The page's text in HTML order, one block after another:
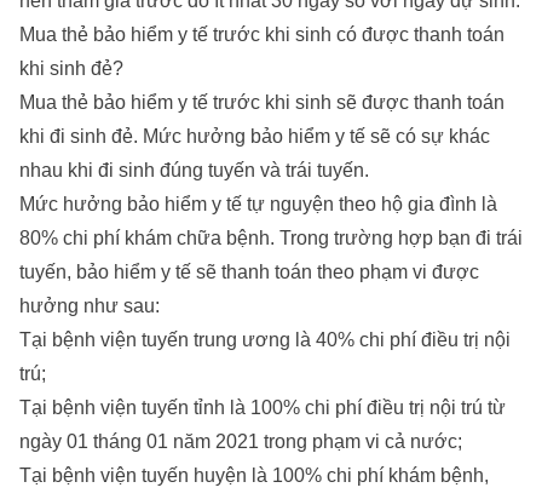
Mua thẻ bảo hiểm y tế trước khi sinh có được thanh toán
khi sinh đẻ?
Mua thẻ bảo hiểm y tế trước khi sinh sẽ được thanh toán
khi đi sinh đẻ. Mức hưởng bảo hiểm y tế sẽ có sự khác
nhau khi đi sinh đúng tuyến và trái tuyến.
Mức hưởng bảo hiểm y tế tự nguyện theo hộ gia đình là
80% chi phí khám chữa bệnh. Trong trường hợp bạn đi trái
tuyến, bảo hiểm y tế sẽ thanh toán theo phạm vi được
hưởng như sau:
Tại bệnh viện tuyến trung ương là 40% chi phí điều trị nội
trú;
Tại bệnh viện tuyến tỉnh là 100% chi phí điều trị nội trú từ
ngày 01 tháng 01 năm 2021 trong phạm vi cả nước;
Tại bệnh viện tuyến huyện là 100% chi phí khám bệnh,